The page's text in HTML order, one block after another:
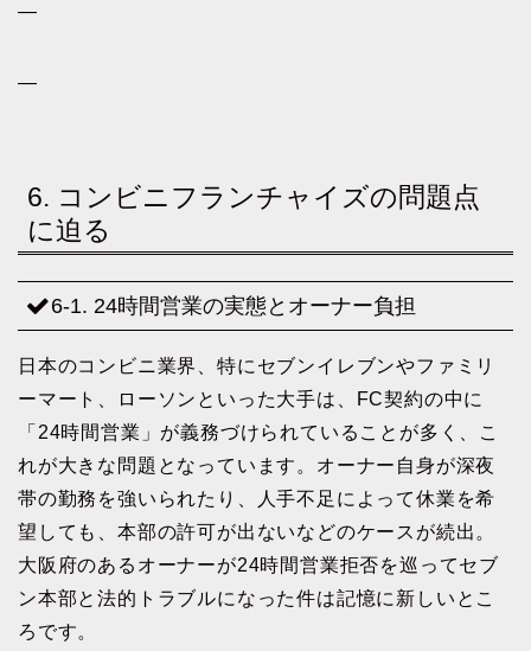
—
—
6. コンビニフランチャイズの問題点
に迫る
6-1. 24時間営業の実態とオーナー負担
日本のコンビニ業界、特にセブンイレブンやファミリ
ーマート、ローソンといった大手は、FC契約の中に
「24時間営業」が義務づけられていることが多く、こ
れが大きな問題となっています。オーナー自身が深夜
帯の勤務を強いられたり、人手不足によって休業を希
望しても、本部の許可が出ないなどのケースが続出。
大阪府のあるオーナーが24時間営業拒否を巡ってセブ
ン本部と法的トラブルになった件は記憶に新しいとこ
ろです。